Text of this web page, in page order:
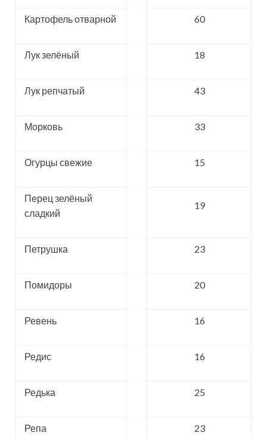
Картофель отварной 60
Лук зелёный 18
Лук репчатый 43
Морковь 33
Огурцы свежие 15
Перец зелёный
сладкий
19
Петрушка 23
Помидоры 20
Ревень 16
Редис 16
Редька 25
Репа 23